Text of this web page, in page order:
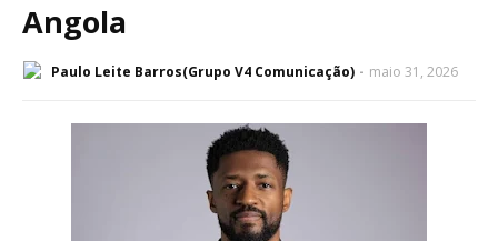
Angola
Paulo Leite Barros(Grupo V4 Comunicação) maio 31, 2026